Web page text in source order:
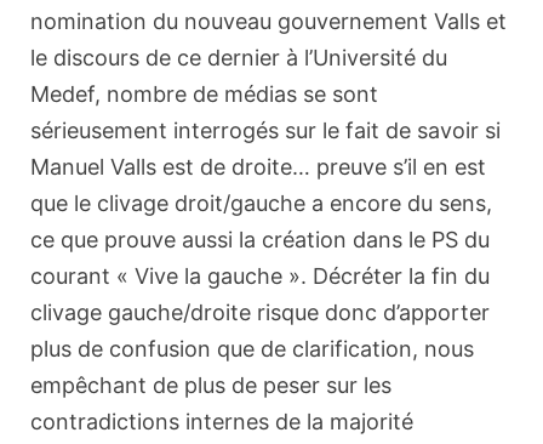
nomination du nouveau gouvernement Valls et
le discours de ce dernier à l’Université du
Medef, nombre de médias se sont
sérieusement interrogés sur le fait de savoir si
Manuel Valls est de droite… preuve s’il en est
que le clivage droit/gauche a encore du sens,
ce que prouve aussi la création dans le PS du
courant « Vive la gauche ». Décréter la fin du
clivage gauche/droite risque donc d’apporter
plus de confusion que de clarification, nous
empêchant de plus de peser sur les
contradictions internes de la majorité